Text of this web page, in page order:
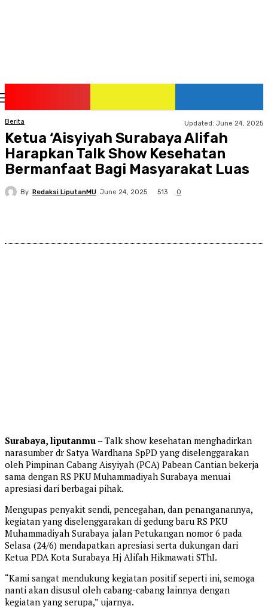
Berita Updated: June 24, 2025
Ketua ‘Aisyiyah Surabaya Alifah
Harapkan Talk Show Kesehatan
Bermanfaat Bagi Masyarakat Luas
By Redaksi LiputanMU June 24, 2025 513 0
Surabaya, liputanmu – Talk show kesehatan menghadirkan
narasumber dr Satya Wardhana SpPD yang diselenggarakan
oleh Pimpinan Cabang Aisyiyah (PCA) Pabean Cantian bekerja
sama dengan RS PKU Muhammadiyah Surabaya menuai
apresiasi dari berbagai pihak.
Mengupas penyakit sendi, pencegahan, dan penanganannya,
kegiatan yang diselenggarakan di gedung baru RS PKU
Muhammadiyah Surabaya jalan Petukangan nomor 6 pada
Selasa (24/6) mendapatkan apresiasi serta dukungan dari
Ketua PDA Kota Surabaya Hj Alifah Hikmawati SThI.
“Kami sangat mendukung kegiatan positif seperti ini, semoga
nanti akan disusul oleh cabang-cabang lainnya dengan
kegiatan yang serupa,” ujarnya.